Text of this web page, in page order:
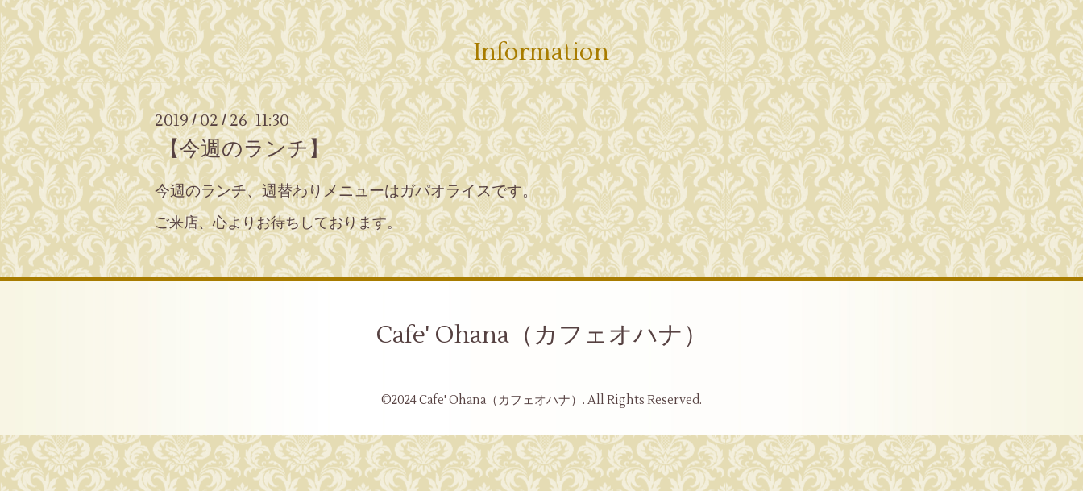
Information
2019/02 /26 11:30
【今週のランチ】
今週のランチ、週替わりメニューはガパオライスです。
ご来店、心よりお待ちしております。
Cafe' Ohana（カフェオハナ）
©2024Cafe' Ohana（カフェオハナ） . All Rights Reserved.